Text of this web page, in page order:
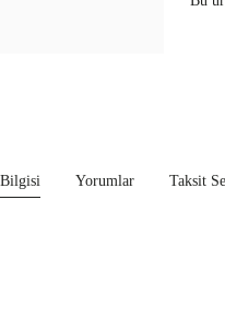
Yorumlar Taksit